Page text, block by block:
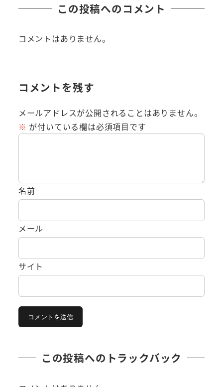
この投稿へのコメント
コメントはありません。
コメントを残す
メールアドレスが公開されることはありません。
※ が付いている欄は必須項目です
名前
メール
サイト
この投稿へのトラックバック